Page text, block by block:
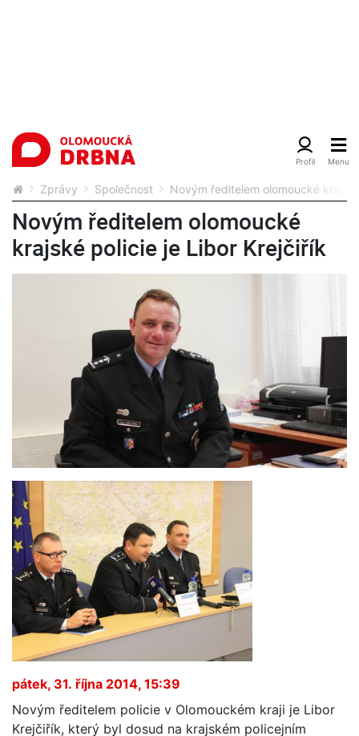
Zprávy Společnost Novým ředitelem olomoucké
Novým ředitelem olomoucké
krajské policie je Libor Krejčiřík
pátek, 31. října 2014, 15:39
Novým ředitelem policie v Olomouckém kraji je Libor
Krejčiřík, který byl dosud na krajském policejním